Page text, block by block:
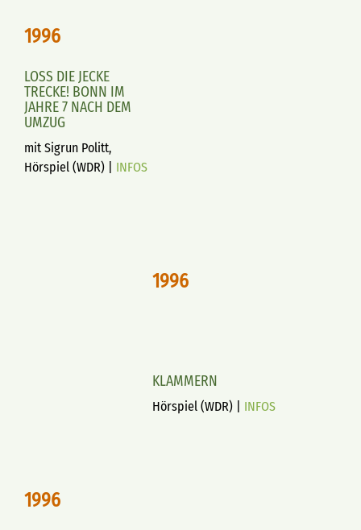
1996
LOSS DIE JECKE
TRECKE! BONN IM
JAHRE 7 NACH DEM
UMZUG
mit Sigrun Politt,
Hörspiel (WDR) | INFOS
1996
KLAMMERN
Hörspiel (WDR) | INFOS
1996